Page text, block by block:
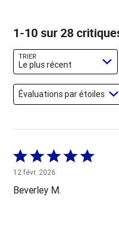
1-10 sur 28
TRIER
Le plus récent
Évaluations par étoiles
Coté
5 sur
5
12 févr. 2026
Beverley M.